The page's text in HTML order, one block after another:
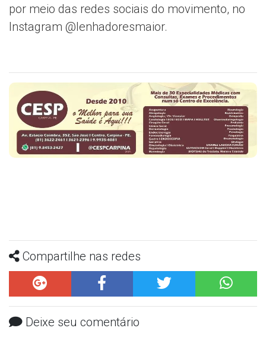
por meio das redes sociais do movimento, no
Instagram @lenhadoresmaior.
Compartilhe nas redes
Deixe seu comentário